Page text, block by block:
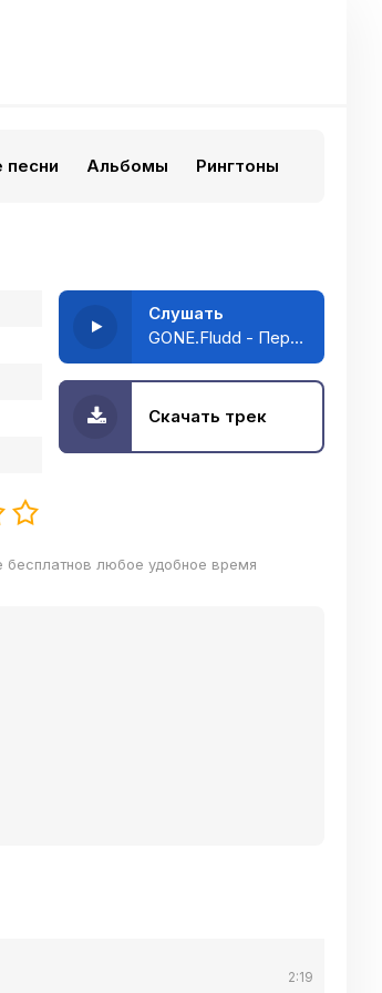
песни Альбомы Рингтоны
Слушать
GONE.Fludd - Передай L
Скачать трек
любое удобное время
2:19